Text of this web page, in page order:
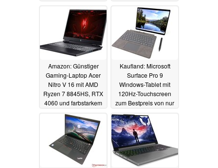
Amazon: Günstiger
Gaming-Laptop Acer
Nitro V 16 mit AMD
Ryzen 7 8845HS, RTX
4060 und farbstarkem
Display zum Bestpreis
10.04.2024
Kaufland: Microsoft
Surface Pro 9
Windows-Tablet mit
120Hz-Touchscreen
zum Bestpreis von nur